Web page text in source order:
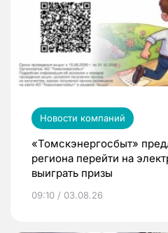
Новости компаний
«Томскэнергосбыт»
региона перейти на
выиграть призы
09:10 / 03.08.26